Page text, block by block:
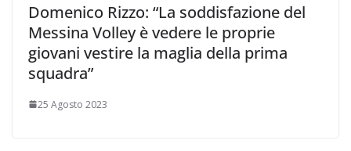
Domenico Rizzo: “La soddisfazione del
Messina Volley è vedere le proprie
giovani vestire la maglia della prima
squadra”
25 Agosto 2023